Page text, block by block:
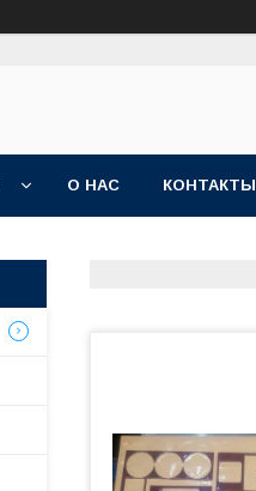
О НАС КОНТАКТЫ